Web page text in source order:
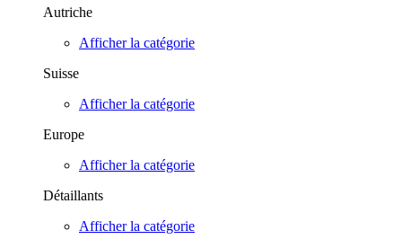
Autriche
Afficher la catégorie
Suisse
Afficher la catégorie
Europe
Afficher la catégorie
Détaillants
Afficher la catégorie